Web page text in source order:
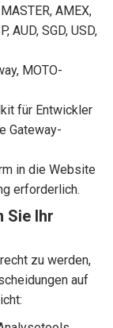
AMEX,
AUD, SGD, USD,
MOTO-
für Entwickler
Gateway-
in die Website
erforderlich.
Sie Ihr
zu werden,
auf